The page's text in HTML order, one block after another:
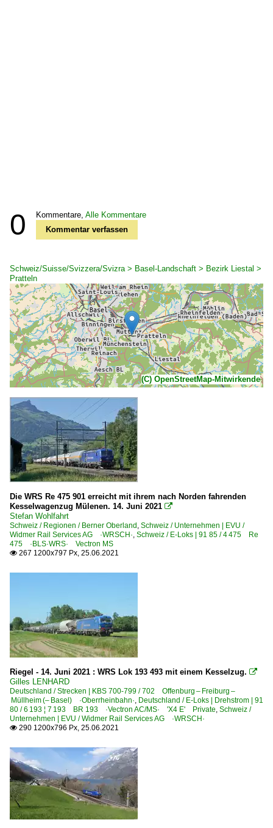
0 Kommentare, Alle Kommentare
Kommentar verfassen
Schweiz/Suisse/Svizzera/Svizra > Basel-Landschaft > Bezirk Liestal >
Pratteln
(C) OpenStreetMap-Mitwirkende
Die WRS Re 475 901 erreicht mit ihrem nach Norden fahrenden
Kesselwagenzug Mülenen. 14. Juni 2021 
Stefan Wohlfahrt
Schweiz / Regionen / Berner Oberland, Schweiz / Unternehmen | EVU /
Widmer Rail Services AG ·WRSCH·, Schweiz / E-Loks | 91 85 / 4 475 Re
475 ·BLS·WRS· Vectron MS
 267 1200x797 Px, 25.06.2021
Riegel - 14. Juni 2021 : WRS Lok 193 493 mit einem Kesselzug. 
Gilles LENHARD
Deutschland / Strecken | KBS 700-799 / 702 Offenburg – Freiburg –
Müllheim (– Basel) ·Oberrheinbahn·, Deutschland / E-Loks | Drehstrom | 91
80 / 6 193 ¦ 7 193 BR 193 ·Vectron AC/MS· 'X4 E' Private, Schweiz /
Unternehmen | EVU / Widmer Rail Services AG ·WRSCH·
 290 1200x796 Px, 25.06.2021